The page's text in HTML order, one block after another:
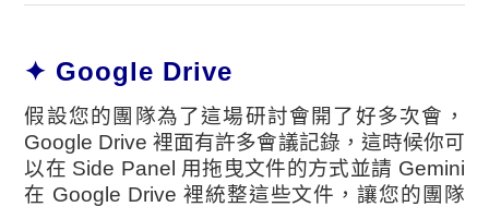
✦ Google Drive
假設您的團隊為了這場研討會開了好多次會，
Google Drive 裡面有許多會議記錄，這時候你可
以在 Side Panel 用拖曳文件的方式並請 Gemini
在 Google Drive 裡統整這些文件，讓您的團隊